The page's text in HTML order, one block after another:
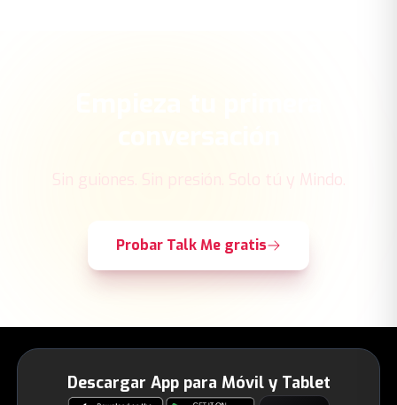
Sin guiones. Sin presión. Solo tú y Mindo.
Probar Talk Me gratis
Descargar App para Móvil y Tablet